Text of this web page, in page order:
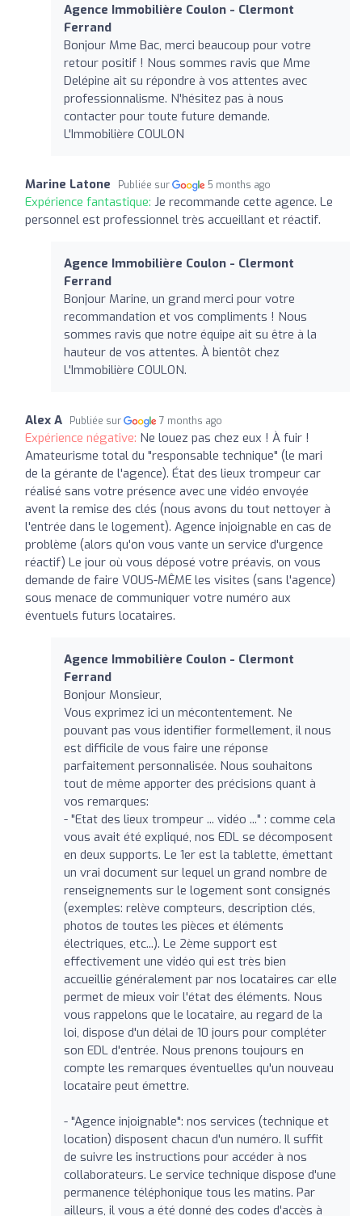
Agence Immobilière Coulon - Clermont
Ferrand
Bonjour Mme Bac, merci beaucoup pour votre
retour positif ! Nous sommes ravis que Mme
Delépine ait su répondre à vos attentes avec
professionnalisme. N'hésitez pas à nous
contacter pour toute future demande.
L'Immobilière COULON
Marine Latone Publiée sur 5 months ago
Expérience fantastique: Je recommande cette agence. Le
personnel est professionnel très accueillant et réactif.
Agence Immobilière Coulon - Clermont
Ferrand
Bonjour Marine, un grand merci pour votre
recommandation et vos compliments ! Nous
sommes ravis que notre équipe ait su être à la
hauteur de vos attentes. À bientôt chez
L'Immobilière COULON.
Alex A Publiée sur 7 months ago
Expérience négative: Ne louez pas chez eux ! À fuir !
Amateurisme total du "responsable technique" (le mari
de la gérante de l'agence). État des lieux trompeur car
réalisé sans votre présence avec une vidéo envoyée
avent la remise des clés (nous avons du tout nettoyer à
l'entrée dans le logement). Agence injoignable en cas de
problème (alors qu'on vous vante un service d'urgence
réactif) Le jour où vous déposé votre préavis, on vous
demande de faire VOUS-MÊME les visites (sans l'agence)
sous menace de communiquer votre numéro aux
éventuels futurs locataires.
Agence Immobilière Coulon - Clermont
Ferrand
Bonjour Monsieur,
Vous exprimez ici un mécontentement. Ne
pouvant pas vous identifier formellement, il nous
est difficile de vous faire une réponse
parfaitement personnalisée. Nous souhaitons
tout de même apporter des précisions quant à
vos remarques:
- "Etat des lieux trompeur ... vidéo ..." : comme cela
vous avait été expliqué, nos EDL se décomposent
en deux supports. Le 1er est la tablette, émettant
un vrai document sur lequel un grand nombre de
renseignements sur le logement sont consignés
(exemples: relève compteurs, description clés,
photos de toutes les pièces et éléments
électriques, etc...). Le 2ème support est
effectivement une vidéo qui est très bien
accueillie généralement par nos locataires car elle
permet de mieux voir l'état des éléments. Nous
vous rappelons que le locataire, au regard de la
loi, dispose d'un délai de 10 jours pour compléter
son EDL d'entrée. Nous prenons toujours en
compte les remarques éventuelles qu'un nouveau
locataire peut émettre.
- "Agence injoignable": nos services (technique et
location) disposent chacun d'un numéro. Il suffit
de suivre les instructions pour accéder à nos
collaborateurs. Le service technique dispose d'une
permanence téléphonique tous les matins. Par
ailleurs, il vous a été donné des codes d'accès à